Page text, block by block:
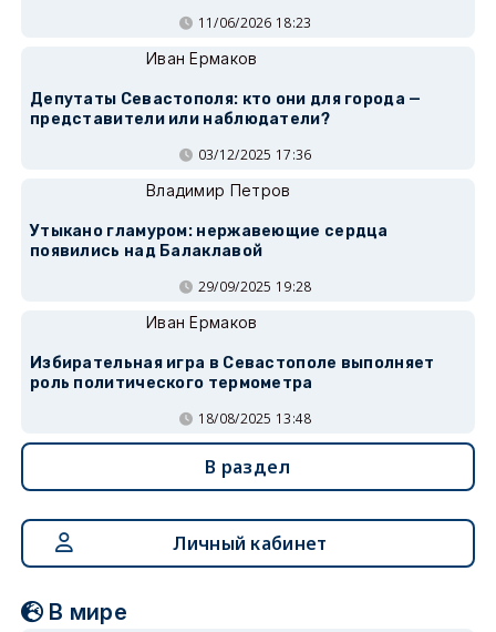
11/06/2026 18:23
Иван Ермаков
Депутаты Севастополя: кто они для города —
представители или наблюдатели?
03/12/2025 17:36
Владимир Петров
Утыкано гламуром: нержавеющие сердца
появились над Балаклавой
29/09/2025 19:28
Иван Ермаков
Избирательная игра в Севастополе выполняет
роль политического термометра
18/08/2025 13:48
В раздел
Личный кабинет
В мире